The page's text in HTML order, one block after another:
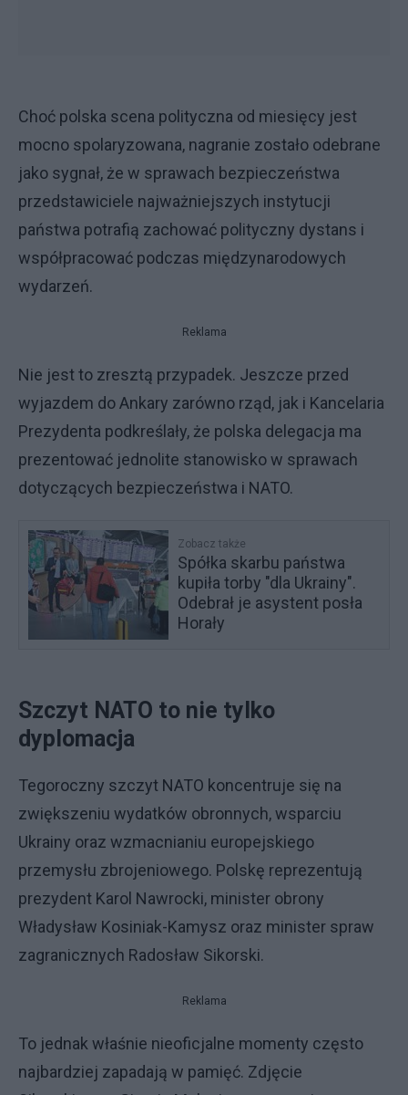
Choć polska scena polityczna od miesięcy jest
mocno spolaryzowana, nagranie zostało odebrane
jako sygnał, że w sprawach bezpieczeństwa
przedstawiciele najważniejszych instytucji
państwa potrafią zachować polityczny dystans i
współpracować podczas międzynarodowych
wydarzeń.
Reklama
Nie jest to zresztą przypadek. Jeszcze przed
wyjazdem do Ankary zarówno rząd, jak i Kancelaria
Prezydenta podkreślały, że polska delegacja ma
prezentować jednolite stanowisko w sprawach
dotyczących bezpieczeństwa i NATO.
Zobacz także
Spółka skarbu państwa
kupiła torby "dla Ukrainy".
Odebrał je asystent posła
Horały
Szczyt NATO to nie tylko
dyplomacja
Tegoroczny szczyt NATO koncentruje się na
zwiększeniu wydatków obronnych, wsparciu
Ukrainy oraz wzmacnianiu europejskiego
przemysłu zbrojeniowego. Polskę reprezentują
prezydent Karol Nawrocki, minister obrony
Władysław Kosiniak-Kamysz oraz minister spraw
zagranicznych Radosław Sikorski.
Reklama
To jednak właśnie nieoficjalne momenty często
najbardziej zapadają w pamięć. Zdjęcie